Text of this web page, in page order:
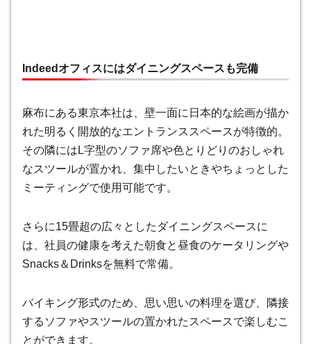
Indeedオフィスにはダイニングスペースも完備
麻布にある東京本社は、壁一面に日本的な絵画が描か
れた明るく開放的なエントランススペースが特徴的。
その隣にはL字型のソファ席や色とりどりのおしゃれ
なスツールが置かれ、集中したいときやちょっとした
ミーティングで使用可能です。
さらに15畳超の広々としたダイニングスペースに
は、社員の健康を考えた朝食と昼食のケータリングや
Snacks＆Drinksを無料で常備。
バイキング形式のため、思い思いの料理を選び、隣接
するソファやスツールの置かれたスペースで楽しむこ
とができます。